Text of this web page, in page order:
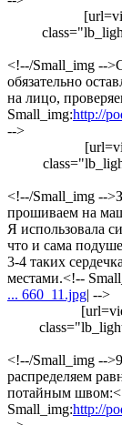
<!--/Small_img --
обязательно
на лицо,
Small_img:http://
-->
<!--/Small_img --
прошиваем на
Я использовала
что и сама
3-4 таких
местами.<!--
... 660_11.jpg| -->
<!--/Small_img --
распределяем
потайным
Small_img:http://